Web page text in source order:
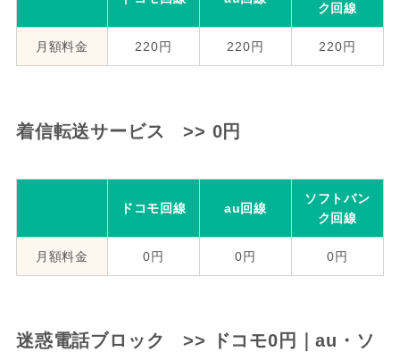
ク回線
月額料金 220円 220円 220円
着信転送サービス >> 0円
ドコモ回線 au回線
ソフトバン
ク回線
月額料金 0円 0円 0円
迷惑電話ブロック >> ドコモ0円｜au・ソ